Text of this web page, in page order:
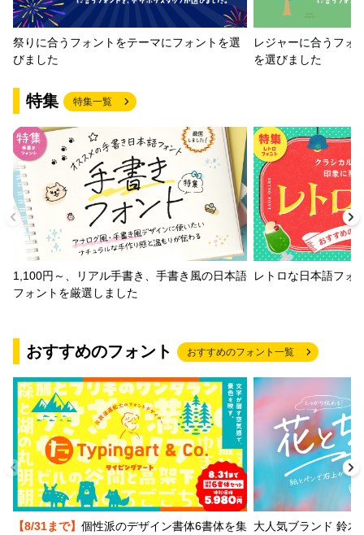
祭りに合うフォントをテーマにフォントを選
びました
レジャーに合うフォ
を選びました
特集 特集一覧
1,100円～、リアル手書き、手書き風の日本語
フォントを厳選しました
レトロな日本語フォ
おすすめのフォント おすすめのフォント一覧
【8/31まで】 個性派のデザイン書体6書体を集 大人気ブランド 鈴木